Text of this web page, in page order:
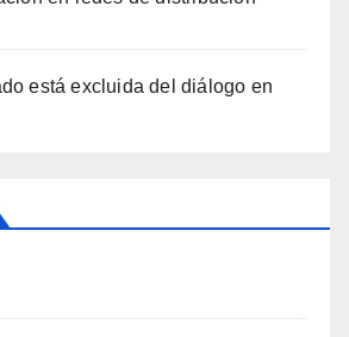
está excluida del diálogo en